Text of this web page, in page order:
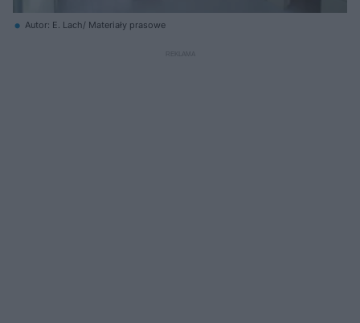
Autor: E. Lach/ Materiały prasowe